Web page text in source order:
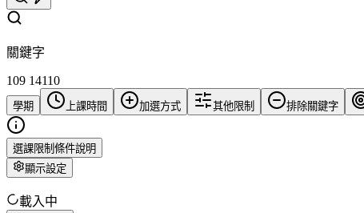
關鍵字
109 14110
學期 上課時間 加選方式 其他限制 排除關鍵字
選課限制條件說明
顯示設定
載入中